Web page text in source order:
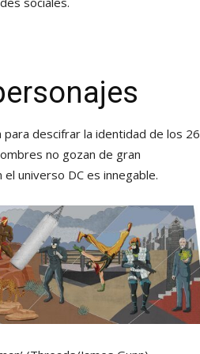
descifrar la identidad de los 26
no gozan de gran
universo DC es innegable.